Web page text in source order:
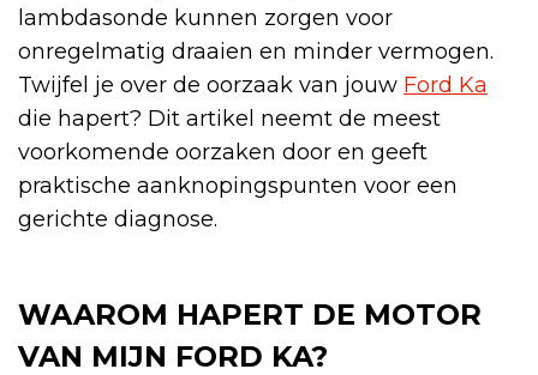
lambdasonde kunnen zorgen voor
onregelmatig draaien en minder vermogen.
Twijfel je over de oorzaak van jouw Ford Ka
die hapert? Dit artikel neemt de meest
voorkomende oorzaken door en geeft
praktische aanknopingspunten voor een
gerichte diagnose.
WAAROM HAPERT DE MOTOR
VAN MIJN FORD KA?